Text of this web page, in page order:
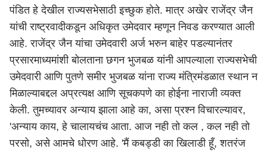
पंडित हे देखील राज्यसभेसाठी इच्छुक होते. मात्र अखेर राजेंद्र जैन
यांची राष्ट्रवादीकडून अधिकृत उमेदवार म्हणून निवड करण्यात आली
आहे. राजेंद्र जैन यांचा उमेदवारी अर्ज भरुन बाहेर पडल्यानंतर
प्रसारमाध्यमांशी बोलताना छगन भुजबळ यांनी आपल्याला राज्यसभेची
उमेदवारी आणि पुतणे समीर भुजबळ यांना राज्य मंत्रिमंडळात स्थान न
मिळाल्याबद्दल अप्रत्यक्ष आणि सूचकपणे का होईना नाराजी व्यक्त
केली. तुमच्यावर अन्याय झाला आहे का, असा प्रश्न विचारल्यावर,
'अन्याय काय, हे चालायचंच आता. आज नही तो कल , कल नही तो
परसो, असे आमचे धोरण आहे. 'मैं कबड्डी का खिलाडी हूँ, शतरंज